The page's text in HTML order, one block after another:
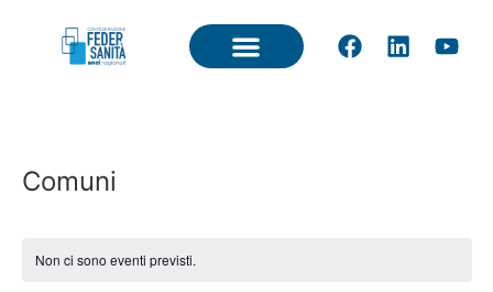
Comuni
Non ci sono eventi previsti.